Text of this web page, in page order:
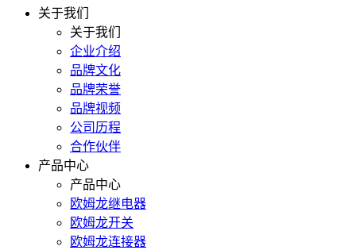
关于我们
关于我们
企业介绍
品牌文化
品牌荣誉
品牌视频
公司历程
合作伙伴
产品中心
产品中心
欧姆龙继电器
欧姆龙开关
欧姆龙连接器